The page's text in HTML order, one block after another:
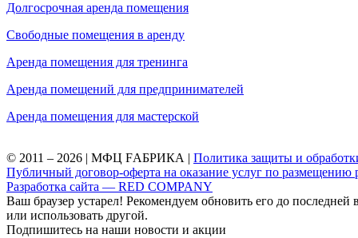
Долгосрочная аренда помещения
Свободные помещения в аренду
Аренда помещения для тренинга
Аренда помещений для предпринимателей
Аренда помещения для мастерской
© 2011 – 2026 | МФЦ FАБРИКА | Политика защиты и
Публичный договор-оферта на оказание услуг по размещению
Разработка сайта — RED COMPANY
Ваш браузер устарел! Рекомендуем обновить его до последней
или использовать другой.
Подпишитесь на наши новости и акции